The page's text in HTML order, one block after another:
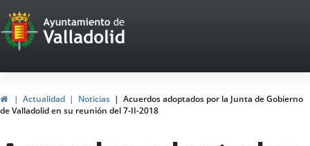
Portal
Web
del
Ayuntamiento
de
InicioActualidad Noticias
Acuerdos adoptados por la Junta de Gobierno
de Valladolid en su reunión del 7-II-2018